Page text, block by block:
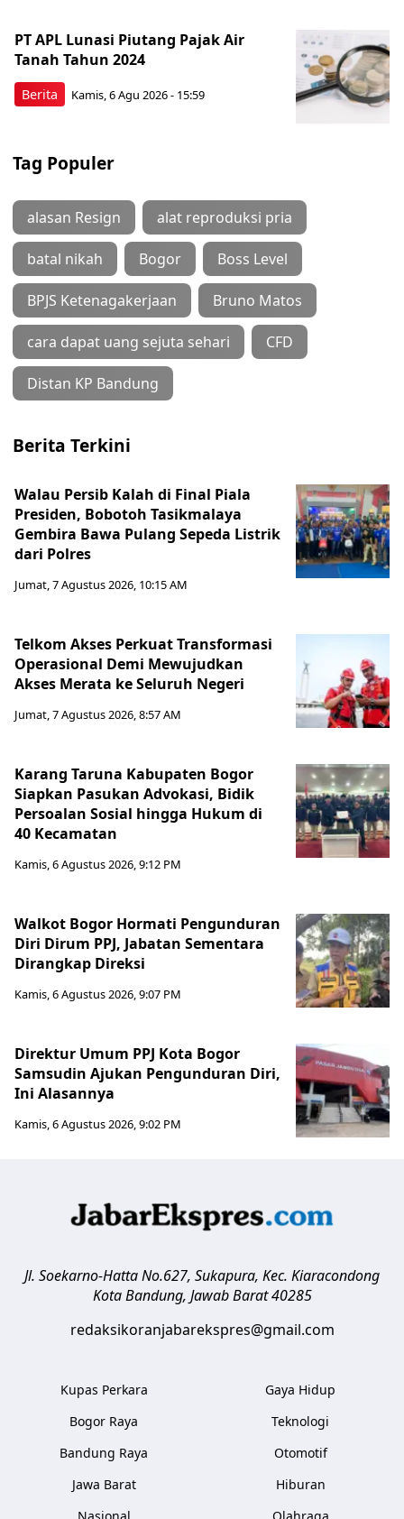
Berita
PT APL Lunasi Piutang Pajak Air
Tanah Tahun 2024
Kamis, 6 Agu 2026 - 15:59
Tag Populer
alasan Resign alat reproduksi pria
batal nikah Bogor Boss Level
BPJS Ketenagakerjaan Bruno Matos
cara dapat uang sejuta sehari CFD
Distan KP Bandung
Berita Terkini
Walau Persib Kalah di Final Piala
Presiden, Bobotoh Tasikmalaya
Gembira Bawa Pulang Sepeda Listrik
dari Polres
Jumat, 7 Agustus 2026, 10:15 AM
Telkom Akses Perkuat Transformasi
Operasional Demi Mewujudkan
Akses Merata ke Seluruh Negeri
Jumat, 7 Agustus 2026, 8:57 AM
Karang Taruna Kabupaten Bogor
Siapkan Pasukan Advokasi, Bidik
Persoalan Sosial hingga Hukum di
40 Kecamatan
Kamis, 6 Agustus 2026, 9:12 PM
Walkot Bogor Hormati Pengunduran
Diri Dirum PPJ, Jabatan Sementara
Dirangkap Direksi
Kamis, 6 Agustus 2026, 9:07 PM
Direktur Umum PPJ Kota Bogor
Samsudin Ajukan Pengunduran Diri,
Ini Alasannya
Kamis, 6 Agustus 2026, 9:02 PM
Jl. Soekarno-Hatta No.627, Sukapura, Kec. Kiaracondong
Kota Bandung, Jawab Barat 40285
redaksikoranjabarekspres@gmail.com
Kupas Perkara
Bogor Raya
Bandung Raya
Jawa Barat
Gaya Hidup
Teknologi
Otomotif
Hiburan